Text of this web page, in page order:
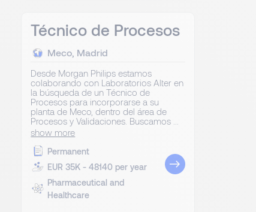
Técnico de Procesos
Meco, Madrid
Desde Morgan Philips estamos
colaborando con Laboratorios Alter en
la búsqueda de un Técnico de
Procesos para incorporarse a su
planta de Meco, dentro del área de
Procesos y Validaciones. Buscamos ...
show more
Permanent
EUR 35K - 48140 per year
Pharmaceutical and
Healthcare